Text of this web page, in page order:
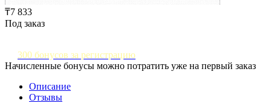
₸7 833
Под заказ
300 бонусов за регистрацию
Начисленные бонусы можно потратить уже на первый заказ
Описание
Отзывы